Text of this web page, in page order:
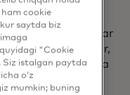
kredit karta
avtomobil
xabardor qarorlar
daromad, aktivlar,
o'z ichiga
cookie
saytda biz
"Cookie
Siz istalgan paytda
o‘z
mumkin; buning